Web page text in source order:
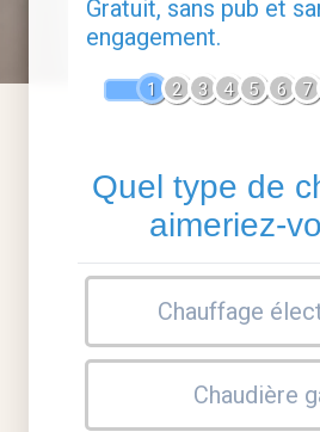
Gratuit, sans pub et
engagement.
1 2 3 4 5 6 7
Quel type de
aimeriez-
Chauffage
Chaudière